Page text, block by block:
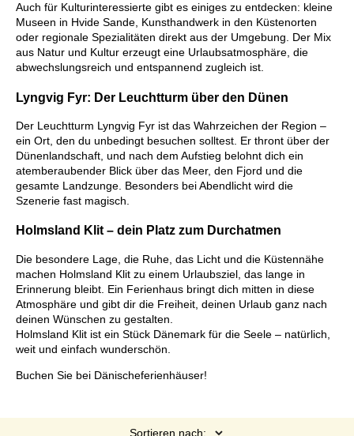
Auch für Kulturinteressierte gibt es einiges zu entdecken: kleine
Museen in Hvide Sande, Kunsthandwerk in den Küstenorten
oder regionale Spezialitäten direkt aus der Umgebung. Der Mix
aus Natur und Kultur erzeugt eine Urlaubsatmosphäre, die
abwechslungsreich und entspannend zugleich ist.
Lyngvig Fyr: Der Leuchtturm über den Dünen
Der Leuchtturm Lyngvig Fyr ist das Wahrzeichen der Region –
ein Ort, den du unbedingt besuchen solltest. Er thront über der
Dünenlandschaft, und nach dem Aufstieg belohnt dich ein
atemberaubender Blick über das Meer, den Fjord und die
gesamte Landzunge. Besonders bei Abendlicht wird die
Szenerie fast magisch.
Holmsland Klit – dein Platz zum Durchatmen
Die besondere Lage, die Ruhe, das Licht und die Küstennähe
machen Holmsland Klit zu einem Urlaubsziel, das lange in
Erinnerung bleibt. Ein Ferienhaus bringt dich mitten in diese
Atmosphäre und gibt dir die Freiheit, deinen Urlaub ganz nach
deinen Wünschen zu gestalten.
Holmsland Klit ist ein Stück Dänemark für die Seele – natürlich,
weit und einfach wunderschön.
Buchen Sie bei Dänischeferienhäuser!
Sortieren nach: